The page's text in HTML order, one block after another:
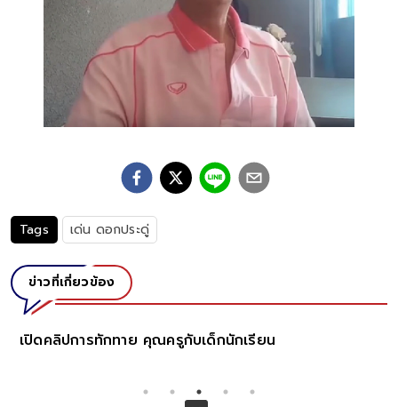
Tags เด่น ดอกประดู่
ข่าวที่เกี่ยวข้อง
เปิดคลิปการทักทาย คุณครูกับเด็กนักเรียน